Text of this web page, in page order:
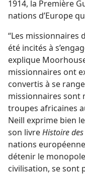
1914, la Première
nations d’Europe
“Les missionnaires
été incités à
explique
missionnaires ont
convertis à se
missionnaires sont
troupes africaines
Neill exprime bien
son livreHistoire
nations
détenir le
civilisation, se sont